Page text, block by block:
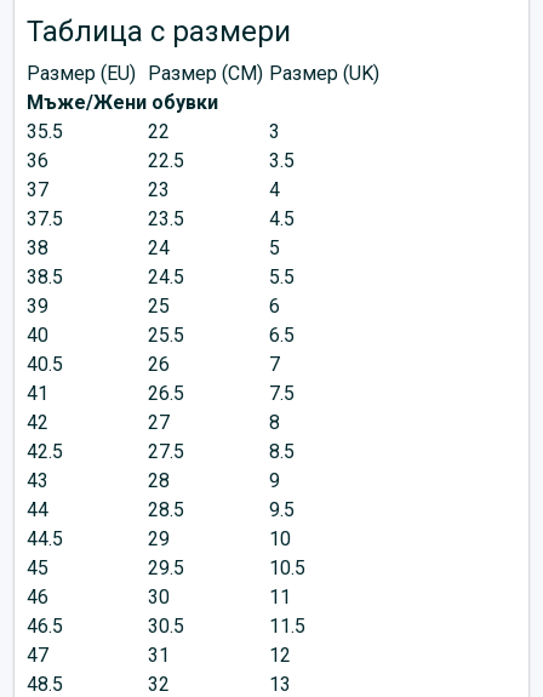
Таблица с размери
Размер (EU) Размер (CM) Размер (UK)
Мъже/Жени обувки
35.5
22
3
36
22.5
3.5
37
23
4
37.5
23.5
4.5
38
24
5
38.5
24.5
5.5
39
25
6
40
25.5
6.5
40.5
26
7
41
26.5
7.5
42
27
8
42.5
27.5
8.5
43
28
9
44
28.5
9.5
44.5
29
10
45
29.5
10.5
46
30
11
46.5
30.5
11.5
47
31
12
48.5
32
13